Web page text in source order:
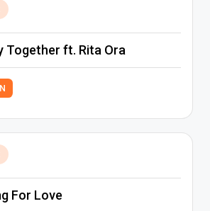
Together ft. Rita Ora
For Love